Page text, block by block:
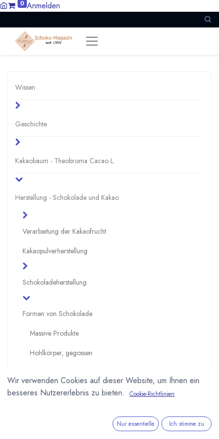
0 Anmelden
Wissen
Geschichte
Kakaobaum - Theobroma Cacao L.
Herstellung - Schokolade und Kakao
Verarbeitung der Kakaofrucht
Kakaopulverherstellung
Schokoladeherstellung
Formen von Schokolade
Massive Produkte
Hohlkörper, gegossen
Kältetechniken zum Formen
Wir verwenden Cookies auf dieser Website, um Ihnen ein
besseres Nutzererlebnis zu bieten.
Cookie-Richtlinien
Nur essentielle Ich stimme zu